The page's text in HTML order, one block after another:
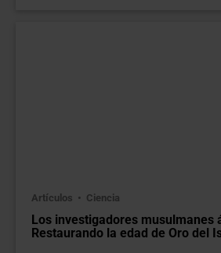
Artículos Ciencia
Los investigadores musulmanes
Restaurando la edad de Oro del